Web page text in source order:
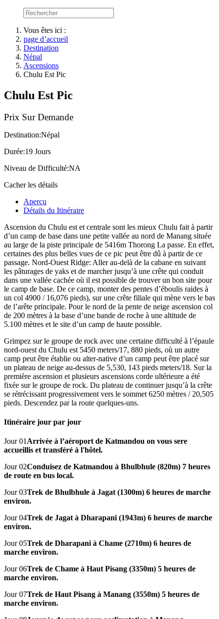
Vous êtes ici :
page d’accueil
Destination
Népal
Ascensions
Chulu Est Pic
Chulu Est Pic
Prix Sur Demande
Destination:Népal
Durée:19 Jours
Niveau de Difficulté:NA
Cacher les détails
Aperçu
Détails du Itinéraire
Ascension du Chulu est et centrale sont les mieux Chulu fait à partir
d’un camp de base dans une petite vallée au nord de Manang située
au large de la piste principale de 5416m Thorong La passe. En effet,
certaines des plus belles vues de ce pic peut être dû à partir de ce
passage. Nord-Ouest Ridge: Aller au-delà de la cabane en suivant
les pâturages de yaks et de marcher jusqu’à une crête qui conduit
dans une vallée cachée où il est possible de trouver un bon site pour
le camp de base. De ce camp, monter des pentes d’éboulis raides à
un col 4900 / 16,076 pieds), sur une crête filiale qui mène vers le bas
de l’arête principale. Pour le nord de la pente de neige ascension col
de 200 mètres à la base d’une bande de roche à une altitude de
5.100 mètres et le site d’un camp de haute possible.
Grimpez sur le groupe de rock avec une certaine difficulté à l’épaule
nord-ouest du Chulu est 5450 meters/17, 880 pieds, où un autre
camp peut être établie ou alter-native d’un camp peut être placé sur
un plateau de neige au-dessus de 5,530, 143 pieds meters/18. Sur la
première ascension et plusieurs ascensions corde ultérieure a été
fixée sur le groupe de rock. Du plateau de continuer jusqu’à la crête
se rétrécissant progressivement vers le sommet 6250 mètres / 20,505
pieds. Descendez par la route quelques-uns.
Itinéraire jour par jour
Jour 01 Arrivée à l’aéroport de Katmandou on vous sere
accueillis et transféré à l'hôtel.
Jour 02Conduisez de Katmandou à Bhulbhule (820m) 7 heures
de route en bus local.
Jour 03Trek de Bhulbhule à Jagat (1300m) 6 heures de marche
environ.
Jour 04Trek de Jagat à Dharapani (1943m) 6 heures de marche
environ.
Jour 05Trek de Dharapani à Chame (2710m) 6 heures de
marche environ.
Jour 06Trek de Chame à Haut Pisang (3350m) 5 heures de
marche environ.
Jour 07Trek de Haut Pisang à Manang (3550m) 5 heures de
marche environ.